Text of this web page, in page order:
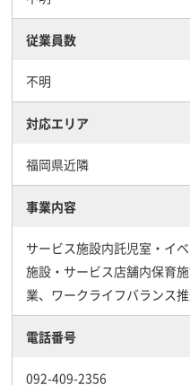
従業員数
不明
対応エリア
福岡県近隣
事業内容
サービス施設内託児室・イ
施設・サービス店舗内保育
業、ワークライフバランス
電話番号
092-409-2356